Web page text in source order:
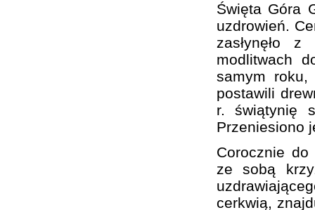
Święta Góra
uzdrowień.
zasłynęło
modlitwach
samym roku,
postawili
r. świątynię
Przeniesiono
Corocznie
ze sobą
cerkwią,